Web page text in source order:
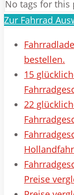
No tags for this
Zur Fahrrad
bestellen.
15
22
Preise